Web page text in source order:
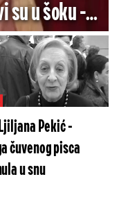
su u šoku -
(VIDEO)
Pekić -
čuvenog pisca
u snu